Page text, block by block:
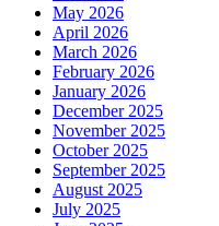
May 2026
April 2026
March 2026
February 2026
January 2026
December 2025
November 2025
October 2025
September 2025
August 2025
July 2025